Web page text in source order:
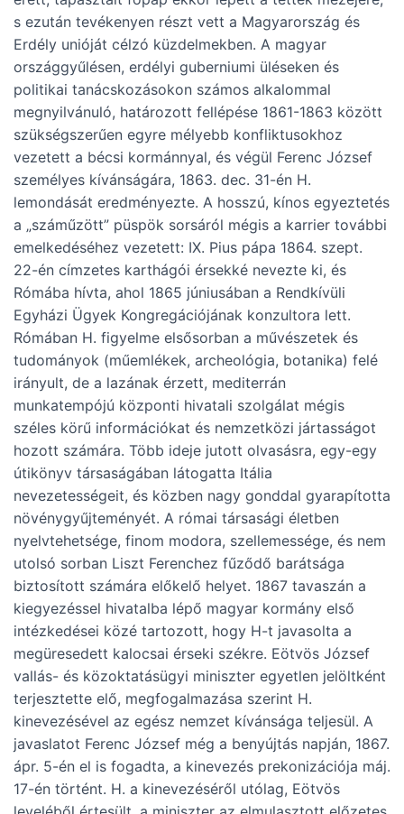
s ezután tevékenyen részt vett a Magyarország és
Erdély unióját célzó küzdelmekben. A magyar
országgyűlésen, erdélyi guberniumi üléseken és
politikai tanácskozásokon számos alkalommal
megnyilvánuló, határozott fellépése 1861-1863 között
szükségszerűen egyre mélyebb konfliktusokhoz
vezetett a bécsi kormánnyal, és végül Ferenc József
személyes kívánságára, 1863. dec. 31-én H.
lemondását eredményezte. A hosszú, kínos egyeztetés
a „száműzött” püspök sorsáról mégis a karrier további
emelkedéséhez vezetett: IX. Pius pápa 1864. szept.
22-én címzetes karthágói érsekké nevezte ki, és
Rómába hívta, ahol 1865 júniusában a Rendkívüli
Egyházi Ügyek Kongregációjának konzultora lett.
Rómában H. figyelme elsősorban a művészetek és
tudományok (műemlékek, archeológia, botanika) felé
irányult, de a lazának érzett, mediterrán
munkatempójú központi hivatali szolgálat mégis
széles körű információkat és nemzetközi jártasságot
hozott számára. Több ideje jutott olvasásra, egy-egy
útikönyv társaságában látogatta Itália
nevezetességeit, és közben nagy gonddal gyarapította
növénygyűjteményét. A római társasági életben
nyelvtehetsége, finom modora, szellemessége, és nem
utolsó sorban Liszt Ferenchez fűződő barátsága
biztosított számára előkelő helyet. 1867 tavaszán a
kiegyezéssel hivatalba lépő magyar kormány első
intézkedései közé tartozott, hogy H-t javasolta a
megüresedett kalocsai érseki székre. Eötvös József
vallás- és közoktatásügyi miniszter egyetlen jelöltként
terjesztette elő, megfogalmazása szerint H.
kinevezésével az egész nemzet kívánsága teljesül. A
javaslatot Ferenc József még a benyújtás napján, 1867.
ápr. 5-én el is fogadta, a kinevezés prekonizációja máj.
17-én történt. H. a kinevezéséről utólag, Eötvös